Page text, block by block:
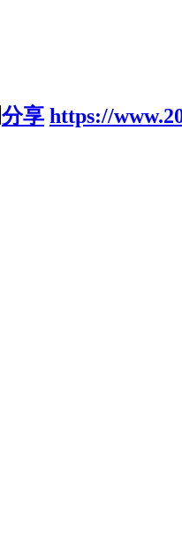
分享 https://